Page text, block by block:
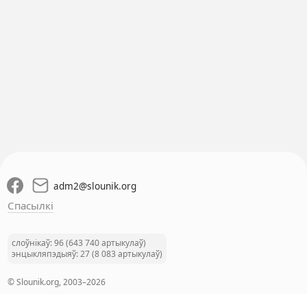
adm2@slounik.org
Спасылкі
слоўнікаў: 96 (643 740 артыкулаў)
энцыкляпэдыяў: 27 (8 083 артыкулаў)
© Slounik.org, 2003–2026